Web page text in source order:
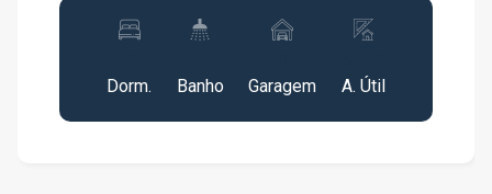
você e sua família construam memórias. Um
espaço que agrega qualidade de vida e bem
Contem: - 02 Dormitórios; - Sala ampla e arejada;
- Cozinha; - Área de Serviço; - Garagem. Agende
Dorm.
Banho
Garagem
A. Útil